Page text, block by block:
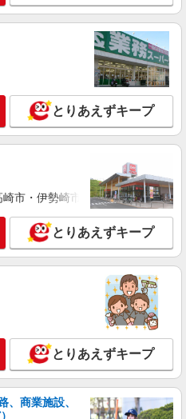
交通費全額支給
市 ＊車・バイク通勤OK
詳細を見る
0804009
交通費全額支給
市 ＊車・バイク通勤OK
詳細を見る
0915189
の加工
交通費全額支給
市 ＊車・バイク通勤OK
詳細を見る
とりあえずキープ
市・伊勢崎市・太田市・館林市
とりあえずキープ
とりあえずキープ
、商業施設、